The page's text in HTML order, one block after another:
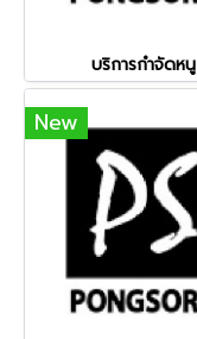
บริการกำจัดหนู
New